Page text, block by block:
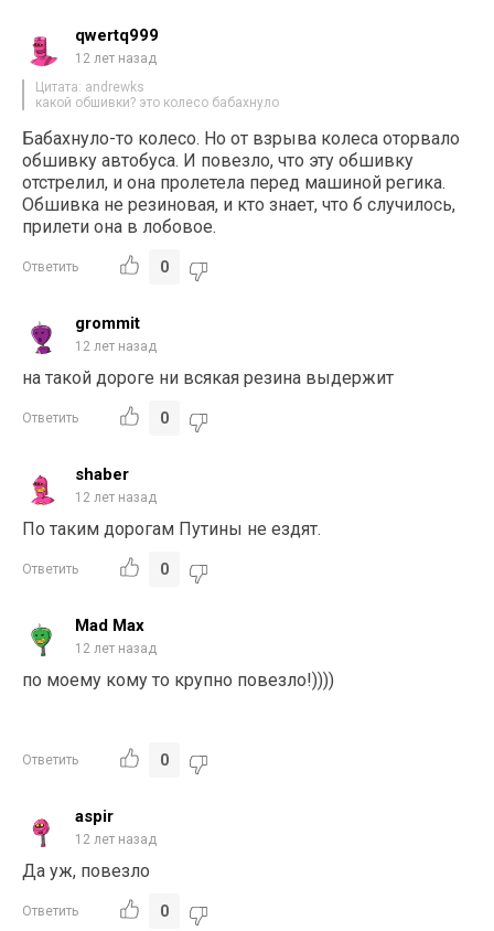
qwertq999
12 лет назад
Цитата: andrewks
какой обшивки? это колесо бабахнуло
Бабахнуло-то колесо. Но от взрыва колеса оторвало
обшивку автобуса. И повезло, что эту обшивку
отстрелил, и она пролетела перед машиной регика.
Обшивка не резиновая, и кто знает, что б случилось,
прилети она в лобовое.
Ответить 0
grommit
12 лет назад
на такой дороге ни всякая резина выдержит
Ответить 0
shaber
12 лет назад
По таким дорогам Путины не ездят.
Ответить 0
Mad Max
12 лет назад
по моему кому то крупно повезло!))))
Ответить 0
aspir
12 лет назад
Да уж, повезло
Ответить 0